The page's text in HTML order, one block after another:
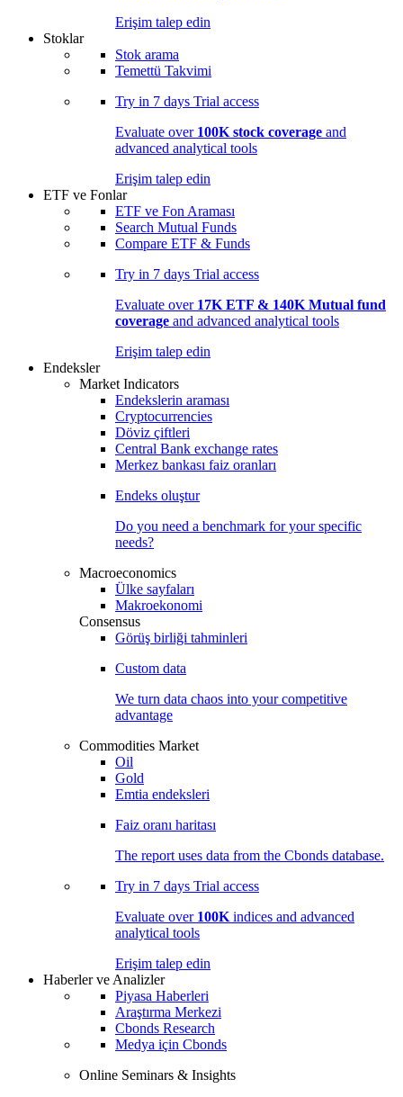
Erişim talep edin
Stoklar
Stok arama
Temettü Takvimi
Try in 7 days Trial access
Evaluate over 100K stock coverage and
advanced analytical tools
Erişim talep edin
ETF ve Fonlar
ETF ve Fon Araması
Search Mutual Funds
Compare ETF & Funds
Try in 7 days Trial access
Evaluate over 17K ETF & 140K Mutual fund
coverage and advanced analytical tools
Erişim talep edin
Endeksler
Market Indicators
Endekslerin araması
Cryptocurrencies
Döviz çiftleri
Central Bank exchange rates
Merkez bankası faiz oranları
Endeks oluştur
Do you need a benchmark for your specific
needs?
Macroeconomics
Ülke sayfaları
Makroekonomi
Consensus
Görüş birliği tahminleri
Custom data
We turn data chaos into your competitive
advantage
Commodities Market
Oil
Gold
Emtia endeksleri
Faiz oranı haritası
The report uses data from the Cbonds database.
Try in 7 days Trial access
Evaluate over 100K indices and advanced
analytical tools
Erişim talep edin
Haberler ve Analizler
Piyasa Haberleri
Araştırma Merkezi
Cbonds Research
Medya için Cbonds
Online Seminars & Insights